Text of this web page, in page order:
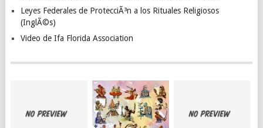
Leyes Federales de ProtecciÃ³n a los Rituales Religiosos
(InglÃ©s)
Video de Ifa Florida Association